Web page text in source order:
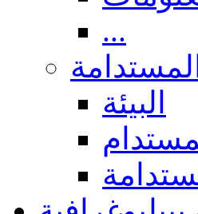
...
المستدامة
البيئة